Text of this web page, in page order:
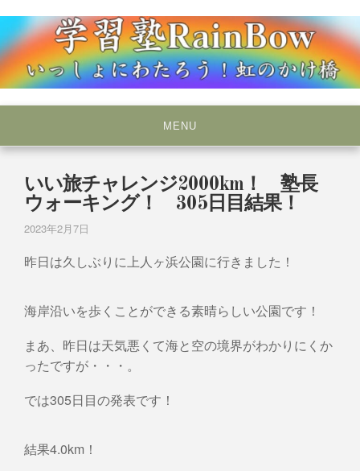
to
content
学習塾RainBow
MENU
いい旅チャレンジ2000km！ 塾長
ウォーキング！ 305日目結果！
2023年2月7日
昨日は久しぶりに上人ヶ浜公園に行きました！
海岸沿いを歩くことができる素晴らしい公園です！
まあ、昨日は天気悪くて海と空の境界がわかりにくか
ったですが・・・。
では305日目の発表です！
結果4.0km！